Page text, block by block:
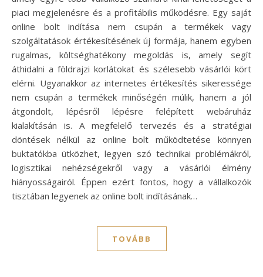
piaci megjelenésre és a profitábilis működésre. Egy saját
online bolt indítása nem csupán a termékek vagy
szolgáltatások értékesítésének új formája, hanem egyben
rugalmas, költséghatékony megoldás is, amely segít
áthidalni a földrajzi korlátokat és szélesebb vásárlói kört
elérni. Ugyanakkor az internetes értékesítés sikeressége
nem csupán a termékek minőségén múlik, hanem a jól
átgondolt, lépésről lépésre felépített webáruház
kialakításán is. A megfelelő tervezés és a stratégiai
döntések nélkül az online bolt működtetése könnyen
buktatókba ütközhet, legyen szó technikai problémákról,
logisztikai nehézségekről vagy a vásárlói élmény
hiányosságairól. Éppen ezért fontos, hogy a vállalkozók
tisztában legyenek az online bolt indításának…
TOVÁBB